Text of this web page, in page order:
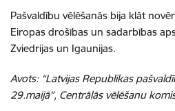
Pašvaldību vēlēšanās bija klāt
Eiropas drošības un sadarbības
Zviedrijas un Igaunijas.
Avots: “Latvijas Republikas
29.maijā”, Centrālās vēlēšanu